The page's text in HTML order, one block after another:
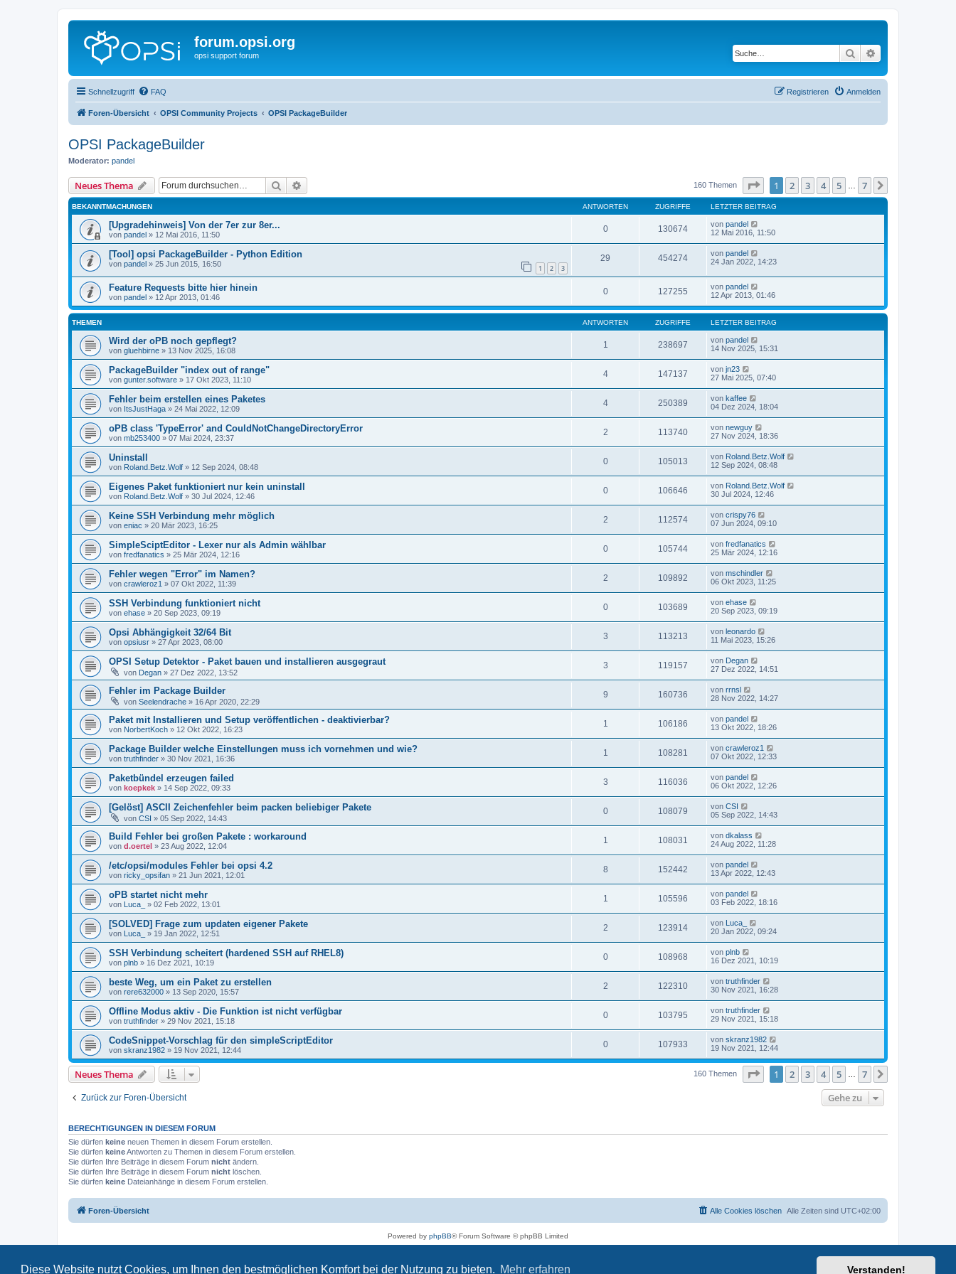
Diese Website nutzt Cookies, um Ihnen den bestmöglichen Komfort bei der Nutzung zu bieten. Mehr erfahren Verstanden!
forum.opsi.org
opsi support forum Suche
Schnellzugriff FAQ Anmelden
Registrieren
Foren-Übersicht OPSI Community Projects OPSI PackageBuilder
OPSI PackageBuilder
Moderator: pandel
Neues Thema Suche 160 Themen Seite von7
1 2 3 4 5 7
BEKANNTMACHUNGEN ANTWORTEN ZUGRIFFE LETZTER BEITRAG
[Upgradehinweis] Von der 7er zur 8er...
von pandel » 12 Mai 2016, 11:50
0 130674 von pandel
12 Mai 2016, 11:50
[Tool] opsi PackageBuilder - Python Edition
von pandel » 25 Jun 2015, 16:50 1 2 3
29 454274 von pandel
24 Jan 2022, 14:23
Feature Requests bitte hier hinein
von pandel » 12 Apr 2013, 01:46
0 127255 von pandel
12 Apr 2013, 01:46
THEMEN ANTWORTEN ZUGRIFFE LETZTER BEITRAG
Wird der oPB noch gepflegt?
von gluehbirne » 13 Nov 2025, 16:08
1 238697 von pandel
14 Nov 2025, 15:31
PackageBuilder "index out of range"
von gunter.software » 17 Okt 2023, 11:10
4 147137 von jn23
27 Mai 2025, 07:40
Fehler beim erstellen eines Paketes
von ItsJustHaga » 24 Mai 2022, 12:09
4 250389 von kaffee
04 Dez 2024, 18:04
oPB class 'TypeError' and CouldNotChangeDirectoryError
von mb253400 » 07 Mai 2024, 23:37
2 113740 von newguy
27 Nov 2024, 18:36
Uninstall
von Roland.Betz.Wolf » 12 Sep 2024, 08:48
0 105013 von Roland.Betz.Wolf
12 Sep 2024, 08:48
Eigenes Paket funktioniert nur kein uninstall
von Roland.Betz.Wolf » 30 Jul 2024, 12:46
0 106646 von Roland.Betz.Wolf
30 Jul 2024, 12:46
Keine SSH Verbindung mehr möglich
von eniac » 20 Mär 2023, 16:25
2 112574 von crispy76
07 Jun 2024, 09:10
SimpleSciptEditor - Lexer nur als Admin wählbar
von fredfanatics » 25 Mär 2024, 12:16
0 105744 von fredfanatics
25 Mär 2024, 12:16
Fehler wegen "Error" im Namen?
von crawleroz1 » 07 Okt 2022, 11:39
2 109892 von mschindler
06 Okt 2023, 11:25
SSH Verbindung funktioniert nicht
von ehase » 20 Sep 2023, 09:19
0 103689 von ehase
20 Sep 2023, 09:19
Opsi Abhängigkeit 32/64 Bit
von opsiusr » 27 Apr 2023, 08:00
3 113213 von leonardo
11 Mai 2023, 15:26
OPSI Setup Detektor - Paket bauen und installieren ausgegraut
von Degan » 27 Dez 2022, 13:52
3 119157 von Degan
27 Dez 2022, 14:51
Fehler im Package Builder
von Seelendrache » 16 Apr 2020, 22:29
9 160736 von rrnsl
28 Nov 2022, 14:27
Paket mit Installieren und Setup veröffentlichen - deaktivierbar?
von NorbertKoch » 12 Okt 2022, 16:23
1 106186 von pandel
13 Okt 2022, 18:26
Package Builder welche Einstellungen muss ich vornehmen und wie?
von truthfinder » 30 Nov 2021, 16:36
1 108281 von crawleroz1
07 Okt 2022, 12:33
Paketbündel erzeugen failed
von koepkek » 14 Sep 2022, 09:33
3 116036 von pandel
06 Okt 2022, 12:26
[Gelöst] ASCII Zeichenfehler beim packen beliebiger Pakete
von CSI » 05 Sep 2022, 14:43
0 108079 von CSI
05 Sep 2022, 14:43
Build Fehler bei großen Pakete : workaround
von d.oertel » 23 Aug 2022, 12:04
1 108031 von dkalass
24 Aug 2022, 11:28
/etc/opsi/modules Fehler bei opsi 4.2
von ricky_opsifan » 21 Jun 2021, 12:01
8 152442 von pandel
13 Apr 2022, 12:43
oPB startet nicht mehr
von Luca_ » 02 Feb 2022, 13:01
1 105596 von pandel
03 Feb 2022, 18:16
[SOLVED] Frage zum updaten eigener Pakete
von Luca_ » 19 Jan 2022, 12:51
2 123914 von Luca_
20 Jan 2022, 09:24
SSH Verbindung scheitert (hardened SSH auf RHEL8)
von plnb » 16 Dez 2021, 10:19
0 108968 von plnb
16 Dez 2021, 10:19
beste Weg, um ein Paket zu erstellen
von rere632000 » 13 Sep 2020, 15:57
2 122310 von truthfinder
30 Nov 2021, 16:28
Offline Modus aktiv - Die Funktion ist nicht verfügbar
von truthfinder » 29 Nov 2021, 15:18
0 103795 von truthfinder
29 Nov 2021, 15:18
CodeSnippet-Vorschlag für den simpleScriptEditor
von skranz1982 » 19 Nov 2021, 12:44
0 107933 von skranz1982
19 Nov 2021, 12:44
Neues Thema 160 Themen Seite von7
1 2 3 4 5 7
Zurück zur Foren-Übersicht Gehe zu
BERECHTIGUNGEN IN DIESEM FORUM
Sie dürfen keine neuen Themen in diesem Forum erstellen.
Sie dürfen keineAntworten zu Themen in diesem Forum erstellen.
Sie dürfen Ihre Beiträge in diesem Forum nicht ändern.
Sie dürfen Ihre Beiträge in diesem Forum nicht löschen.
Sie dürfen keine Dateianhänge in diesem Forum erstellen.
Foren-Übersicht Alle Zeiten sind UTC+02:00
Alle Cookies löschen
Powered by phpBB® Forum Software © phpBB Limited